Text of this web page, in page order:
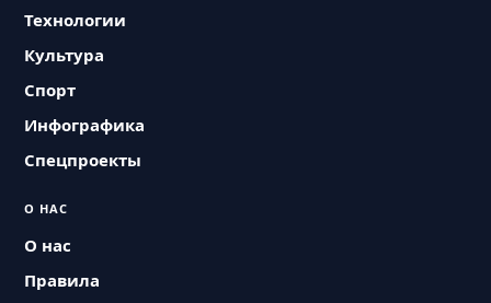
Технологии
Культура
Спорт
Инфографика
Спецпроекты
О НАС
О нас
Правила